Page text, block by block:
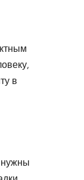
в
нужны